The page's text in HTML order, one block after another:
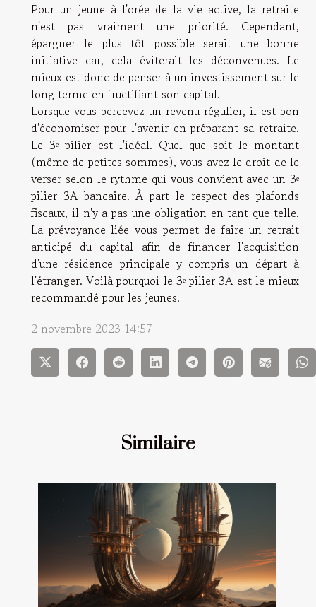
Similaire
Pour un jeune à l'orée de la vie active, la retraite
n'est pas vraiment une priorité. Cependant,
épargner le plus tôt possible serait une bonne
initiative car, cela éviterait les déconvenues. Le
mieux est donc de penser à un investissement sur le
long terme en fructifiant son capital.
Lorsque vous percevez un revenu régulier, il est bon
d'économiser pour l'avenir en préparant sa retraite.
Le 3ᵉ pilier est l'idéal. Quel que soit le montant
(même de petites sommes), vous avez le droit de le
verser selon le rythme qui vous convient avec un 3ᵉ
pilier 3A bancaire. À part le respect des plafonds
fiscaux, il n'y a pas une obligation en tant que telle.
La prévoyance liée vous permet de faire un retrait
anticipé du capital afin de financer l'acquisition
d'une résidence principale y compris un départ à
l'étranger. Voilà pourquoi le 3ᵉ pilier 3A est le mieux
recommandé pour les jeunes.
2 novembre 2023 14:57